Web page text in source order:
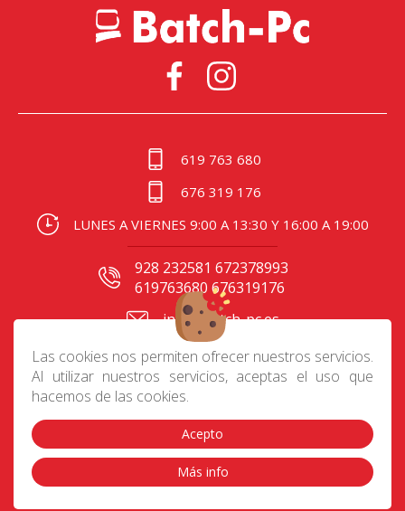
Las cookies nos permiten ofrecer nuestros servicios.
Al utilizar nuestros servicios, aceptas el uso que
hacemos de las cookies.
Acepto
Más info
619 763 680
676 319 176
LUNES A VIERNES 9:00 A 13:30 Y 16:00 A 19:00
928 232581 672378993
619763680 676319176
info@batch-pc.es
C/ Gral. Mas de Gaminde
24 35006, Las Palmas
Contacto Aviso Legal|Política de privacidad
|
Preguntas frecuentes|Envíos|Devoluciones|
Condiciones de compra